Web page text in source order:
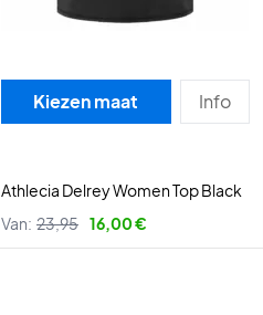
Kiezen maat Info
Athlecia Delrey Women Top Black
Van: 23,95 16,00 €